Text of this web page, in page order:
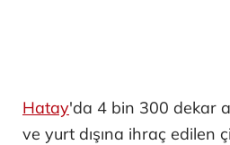
Hatay'da 4 bin 300 dekar
ve yurt dışına ihraç edilen